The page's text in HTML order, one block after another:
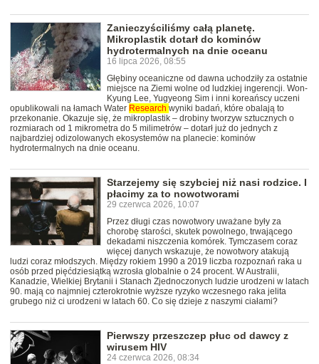
Zanieczyściliśmy całą planetę.
Mikroplastik dotarł do kominów
hydrotermalnych na dnie oceanu
16 lipca 2026, 08:55
Głębiny oceaniczne od dawna uchodziły za ostatnie
miejsce na Ziemi wolne od ludzkiej ingerencji. Won-
Kyung Lee, Yugyeong Sim i inni koreańscy uczeni
opublikowali na łamach Water Research wyniki badań, które obalają to
przekonanie. Okazuje się, że mikroplastik – drobiny tworzyw sztucznych o
rozmiarach od 1 mikrometra do 5 milimetrów – dotarł już do jednych z
najbardziej odizolowanych ekosystemów na planecie: kominów
hydrotermalnych na dnie oceanu.
Starzejemy się szybciej niż nasi rodzice. I
płacimy za to nowotworami
29 czerwca 2026, 10:07
Przez długi czas nowotwory uważane były za
chorobę starości, skutek powolnego, trwającego
dekadami niszczenia komórek. Tymczasem coraz
więcej danych wskazuje, że nowotwory atakują
ludzi coraz młodszych. Między rokiem 1990 a 2019 liczba rozpoznań raka u
osób przed pięćdziesiątką wzrosła globalnie o 24 procent. W Australii,
Kanadzie, Wielkiej Brytanii i Stanach Zjednoczonych ludzie urodzeni w latach
90. mają co najmniej czterokrotnie wyższe ryzyko wczesnego raka jelita
grubego niż ci urodzeni w latach 60. Co się dzieje z naszymi ciałami?
Pierwszy przeszczep płuc od dawcy z
wirusem HIV
24 czerwca 2026, 08:34